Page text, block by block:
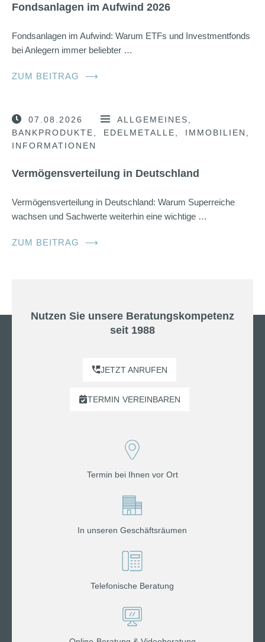
Fondsanlagen im Aufwind 2026
Fondsanlagen im Aufwind: Warum ETFs und Investmentfonds
bei Anlegern immer beliebter …
ZUM BEITRAG ⟶
07.08.2026
ALLGEMEINES
BANKPRODUKTE
EDELMETALLE
IMMOBILIEN
INFORMATIONEN
Vermögensverteilung in Deutschland
Vermögensverteilung in Deutschland: Warum Superreiche
wachsen und Sachwerte weiterhin eine wichtige …
ZUM BEITRAG ⟶
Nutzen Sie unsere Beratungskompetenz
seit 1988
JETZT ANRUFEN
TERMIN VEREINBAREN
Termin bei Ihnen vor Ort
In unseren Geschäftsräumen
Telefonische Beratung